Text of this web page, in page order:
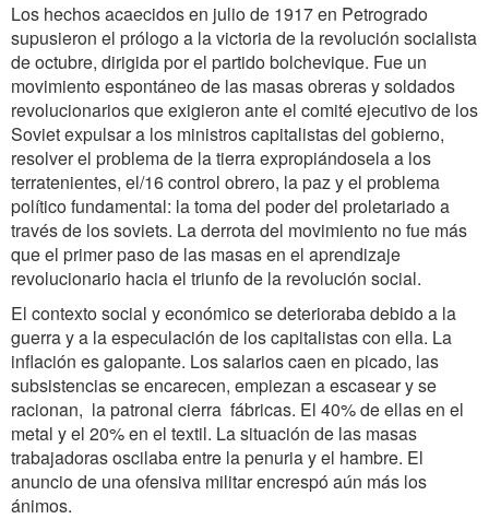
Los hechos acaecidos en julio de 1917 en Petrogrado
supusieron el prólogo a la victoria de la revolución socialista
de octubre, dirigida por el partido bolchevique. Fue un
movimiento espontáneo de las masas obreras y soldados
revolucionarios que exigieron ante el comité ejecutivo de los
Soviet expulsar a los ministros capitalistas del gobierno,
resolver el problema de la tierra expropiándosela a los
terratenientes, el/16 control obrero, la paz y el problema
político fundamental: la toma del poder del proletariado a
través de los soviets. La derrota del movimiento no fue más
que el primer paso de las masas en el aprendizaje
revolucionario hacia el triunfo de la revolución social.
El contexto social y económico se deterioraba debido a la
guerra y a la especulación de los capitalistas con ella. La
inflación es galopante. Los salarios caen en picado, las
subsistencias se encarecen, empiezan a escasear y se
racionan, la patronal cierra fábricas. El 40% de ellas en el
metal y el 20% en el textil. La situación de las masas
trabajadoras oscilaba entre la penuria y el hambre. El
anuncio de una ofensiva militar encrespó aún más los
ánimos.